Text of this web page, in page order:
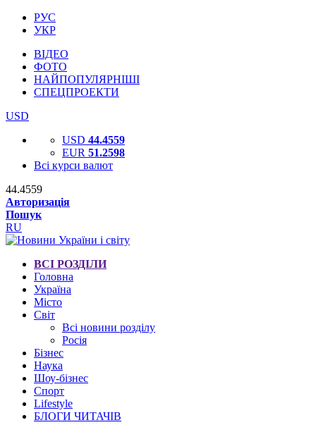
РУС
УКР
ВІДЕО
ФОТО
НАЙПОПУЛЯРНІШІ
СПЕЦПРОЕКТИ
USD
USD 44.4559
EUR 51.2598
Всі курси валют
44.4559
Авторизація
Пошук
RU
ВСІ РОЗДІЛИ
Головна
Україна
Місто
Світ
Всі новини розділу
Росія
Бізнес
Наука
Шоу-бізнес
Спорт
Lifestyle
БЛОГИ ЧИТАЧІВ